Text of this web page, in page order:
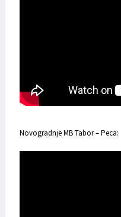
Novogradnje MB Tabor – Peca: